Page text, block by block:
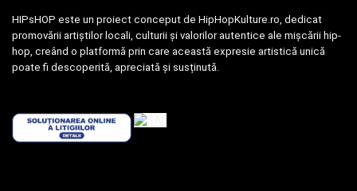
HIPsHOP este un proiect conceput de HipHopKulture.ro, dedicat
promovării artiștilor locali, culturii și valorilor autentice ale mișcării hip-
hop, creând o platformă prin care această expresie artistică unică
poate fi descoperită, apreciată și susținută.